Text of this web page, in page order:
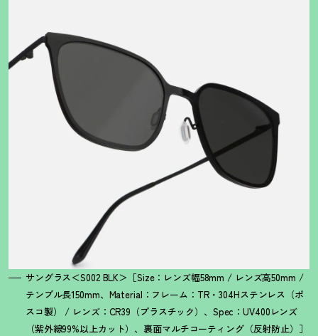
サングラス＜S002 BLK＞［Size：レンズ幅58mm / レンズ高50mm /
テンプル長150mm、Material：フレーム：TR・304Hステンレス（ポ
スコ製） / レンズ：CR39（プラスチック）、Spec：UV400レンズ
（紫外線99%以上カット）、裏面マルチコーティング（反射防止）］